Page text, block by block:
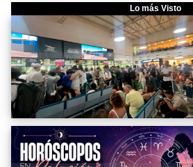
Lo más Visto